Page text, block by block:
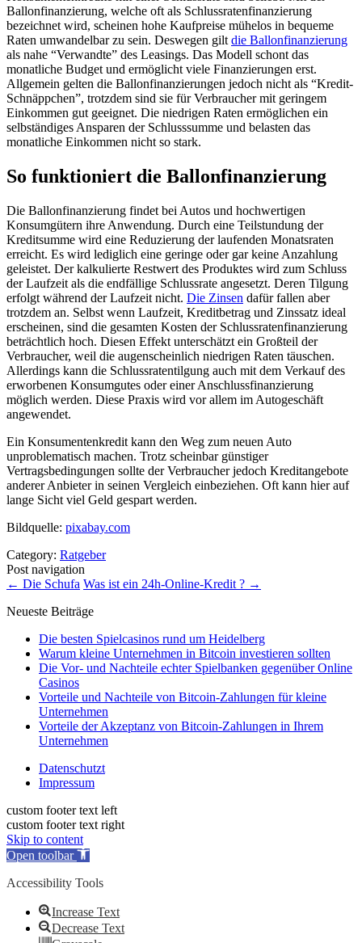
Ballonfinanzierung, welche oft als Schlussratenfinanzierung
bezeichnet wird, scheinen hohe Kaufpreise mühelos in bequeme
Raten umwandelbar zu sein. Deswegen giltdie Ballonfinanzierung
als nahe “Verwandte” des Leasings. Das Modell schont das
monatliche Budget und ermöglicht viele Finanzierungen erst.
Allgemein gelten die Ballonfinanzierungen jedoch nicht als “Kredit-
Schnäppchen”, trotzdem sind sie für Verbraucher mit geringem
Einkommen gut geeignet. Die niedrigen Raten ermöglichen ein
selbständiges Ansparen der Schlusssumme und belasten das
monatliche Einkommen nicht so stark.
So funktioniert die Ballonfinanzierung
Die Ballonfinanzierung findet bei Autos und hochwertigen
Konsumgütern ihre Anwendung. Durch eine Teilstundung der
Kreditsumme wird eine Reduzierung der laufenden Monatsraten
erreicht. Es wird lediglich eine geringe oder gar keine Anzahlung
geleistet. Der kalkulierte Restwert des Produktes wird zum Schluss
der Laufzeit als die endfällige Schlussrate angesetzt. Deren Tilgung
erfolgt während der Laufzeit nicht. Die Zinsen dafür fallen aber
trotzdem an. Selbst wenn Laufzeit, Kreditbetrag und Zinssatz ideal
erscheinen, sind die gesamten Kosten der Schlussratenfinanzierung
beträchtlich hoch. Diesen Effekt unterschätzt ein Großteil der
Verbraucher, weil die augenscheinlich niedrigen Raten täuschen.
Allerdings kann die Schlussratentilgung auch mit dem Verkauf des
erworbenen Konsumgutes oder einer Anschlussfinanzierung
möglich werden. Diese Praxis wird vor allem im Autogeschäft
angewendet.
Ein Konsumentenkredit kann den Weg zum neuen Auto
unproblematisch machen. Trotz scheinbar günstiger
Vertragsbedingungen sollte der Verbraucher jedoch Kreditangebote
anderer Anbieter in seinen Vergleich einbeziehen. Oft kann hier auf
lange Sicht viel Geld gespart werden.
Bildquelle: pixabay.com
Category: Ratgeber
Post navigation
← Die Schufa Was ist ein 24h-Online-Kredit ? →
Neueste Beiträge
Die besten Spielcasinos rund um Heidelberg
Warum kleine Unternehmen in Bitcoin investieren sollten
Die Vor- und Nachteile echter Spielbanken gegenüber Online
Casinos
Vorteile und Nachteile von Bitcoin-Zahlungen für kleine
Unternehmen
Vorteile der Akzeptanz von Bitcoin-Zahlungen in Ihrem
Unternehmen
Datenschutzt
Impressum
custom footer text left
custom footer text right
Skip to content
Open toolbar
Accessibility Tools
Increase Text
Decrease Text